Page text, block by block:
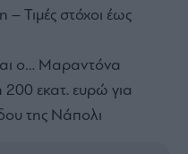
Τιμές στόχοι έως
ο… Μαραντόνα
εκατ. ευρώ για
της Νάπολι